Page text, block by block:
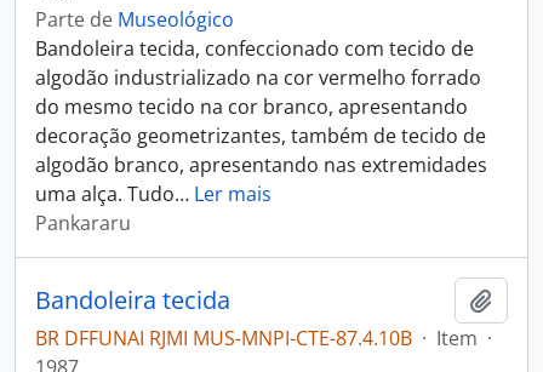
Parte de Museológico
Bandoleira tecida, confeccionado com tecido de
algodão industrializado na cor vermelho forrado
do mesmo tecido na cor branco, apresentando
decoração geometrizantes, também de tecido de
algodão branco, apresentando nas extremidades
uma alça. Tudo… Ler mais
Pankararu
Bandoleira tecida
BR DFFUNAI RJMI MUS-MNPI-CTE-87.4.10B · Item ·